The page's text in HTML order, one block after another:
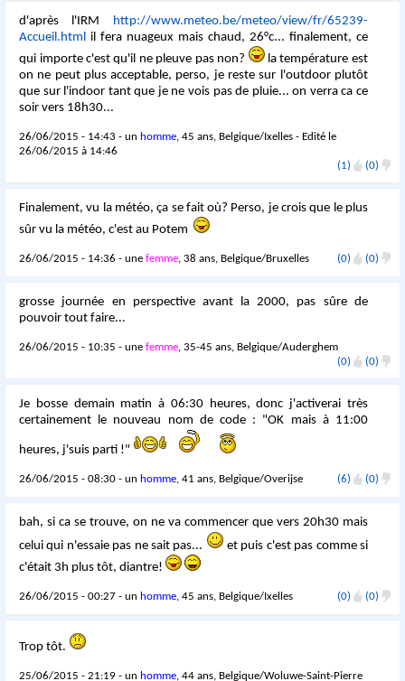
d'après l'IRM http://www.meteo.be/meteo/view/fr/65239-
Accueil.html il fera nuageux mais chaud, 26°c... finalement, ce
qui importe c'est qu'il ne pleuve pas non?
la température est
on ne peut plus acceptable, perso, je reste sur l'outdoor plutôt
que sur l'indoor tant que je ne vois pas de pluie... on verra ca ce
soir vers 18h30...
26/06/2015 - 14:43 - un homme, 45 ans, Belgique/Ixelles - Edité le
26/06/2015 à 14:46
(1)
(0)
Finalement, vu la météo, ça se fait où? Perso, je crois que le plus
sûr vu la météo, c'est au Potem
26/06/2015 - 14:36 - unefemme, 38 ans, Belgique/Bruxelles (0) (0)
grosse journée en perspective avant la 2000, pas sûre de
pouvoir tout faire...
26/06/2015 - 10:35 - unefemme, 35-45 ans, Belgique/Auderghem
(0)
(0)
Je bosse demain matin à 06:30 heures, donc j'activerai très
certainement le nouveau nom de code : "OK mais à 11:00
heures, j'suis parti !"
26/06/2015 - 08:30 - un homme, 41 ans, Belgique/Overijse (6) (0)
bah, si ca se trouve, on ne va commencer que vers 20h30 mais
celui qui n'essaie pas ne sait pas...
et puis c'est pas comme si
c'était 3h plus tôt, diantre!
26/06/2015 - 00:27 - un homme, 45 ans, Belgique/Ixelles (0) (0)
Trop tôt.
25/06/2015 - 21:19 - un homme, 44 ans, Belgique/Woluwe-Saint-Pierre